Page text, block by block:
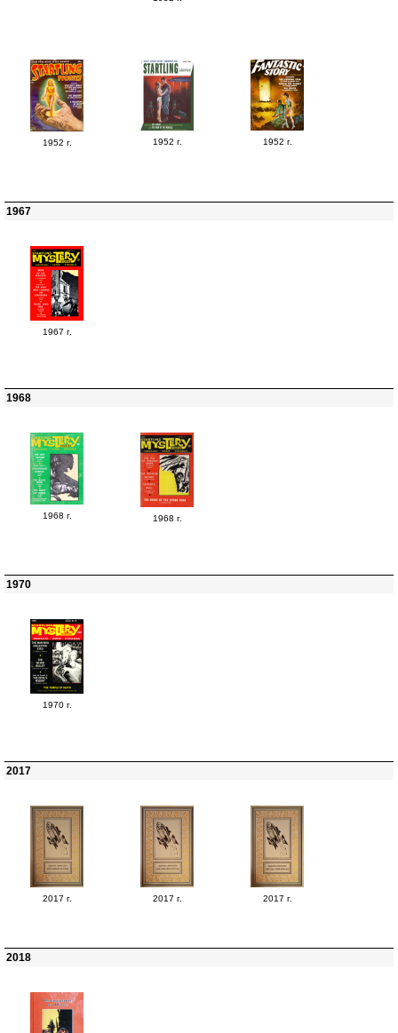
1952 г. 1952 г. 1952 г.
1967
1967 г.
1968
1968 г. 1968 г.
1970
1970 г.
2017
2017 г. 2017 г. 2017 г.
2018